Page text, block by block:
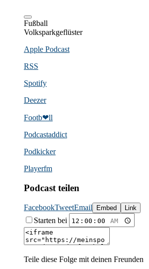
Fußball
Volksparkgeflüster
Apple Podcast
RSS
Spotify
Deezer
Footb❤ll
Podcast­addict
Podkicker
Playerfm
Podcast teilen
FacebookTweetEmail Embed Link
Starten bei
Teile diese Folge mit deinen Freunden